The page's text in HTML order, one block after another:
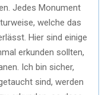
Jedes Monument
welche das
Hier sind einige
erkunden sollten,
Ich bin sicher,
sind, werden